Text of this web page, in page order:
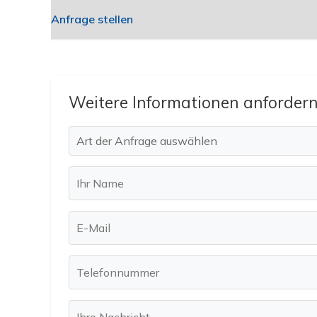
Anfrage stellen
Weitere Informationen